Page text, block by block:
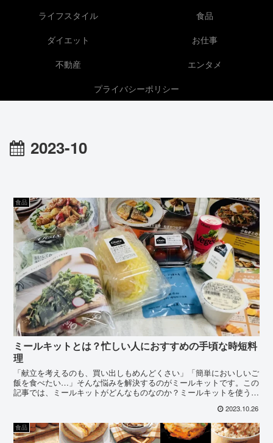
ライフスタイル
食品
ダイエット
お仕事
不動産
エンタメ
プライバシーポリシー
2023-10
食品
ミールキットとは？忙しい人におすすめの手頃な時短料
理
「献立を考えるのも、買い出しもめんどくさい」「簡単においしいご
飯を食べたい…」そんな悩みを解決するのがミールキットです。この
記事では、ミールキットがどんなものなのか？ミールキットを使うの
2023.10.26
食品